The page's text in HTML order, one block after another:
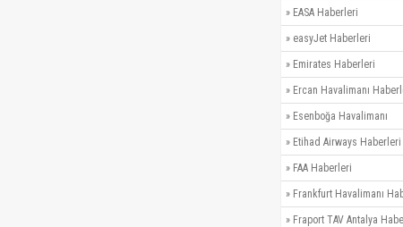
» EASA Haberleri
» easyJet Haberleri
» Emirates Haberleri
» Ercan Havalimanı
» Esenboğa Havalimanı
» Etihad Airways Haberleri
» FAA Haberleri
» Frankfurt Havalimanı
» Fraport TAV Antalya